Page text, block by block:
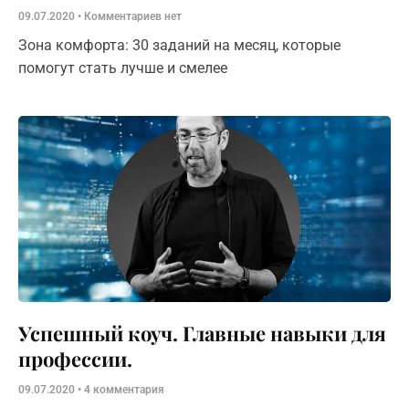
09.07.2020 Комментариев нет
Зона комфорта: 30 заданий на месяц, которые
помогут стать лучше и смелее
Успешный коуч. Главные навыки для
профессии.
09.07.2020 4 комментария